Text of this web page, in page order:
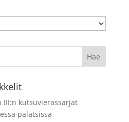
III:n kutsuvierassarjat
palatsissa